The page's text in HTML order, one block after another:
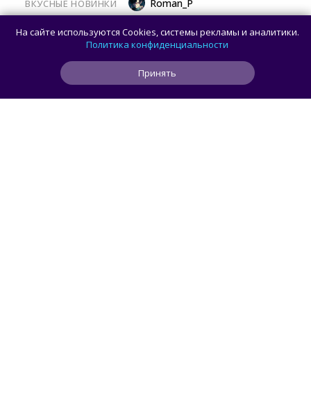
ВКУСНЫЕ НОВИНКИ Roman_P
Московский ресторан начал заигрывать
с ожиданиями гостей, готовя фейковый
На сайте используются Cookies, системы рекламы и аналитики.
Политика конфиденциальности
Принять